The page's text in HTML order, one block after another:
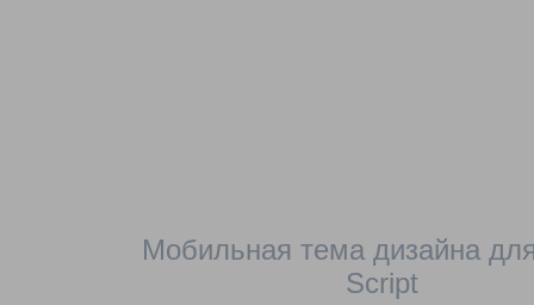
Мобильная тема дизайна
Script